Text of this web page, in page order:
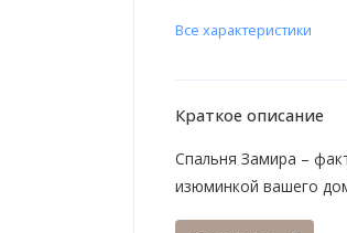
Все характеристики
Краткое описание
Спальня Замира –
изюминкой вашего